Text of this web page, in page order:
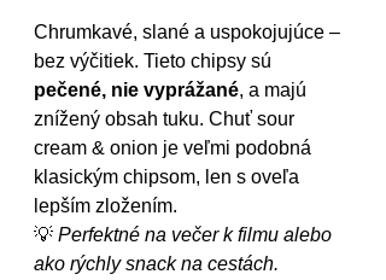
Chrumkavé, slané a uspokojujúce –
bez výčitiek. Tieto chipsy sú
pečené, nie vyprážané, a majú
znížený obsah tuku. Chuť sour
cream & onion je veľmi podobná
klasickým chipsom, len s oveľa
lepším zložením.
💡 Perfektné na večer k filmu alebo
ako rýchly snack na cestách.